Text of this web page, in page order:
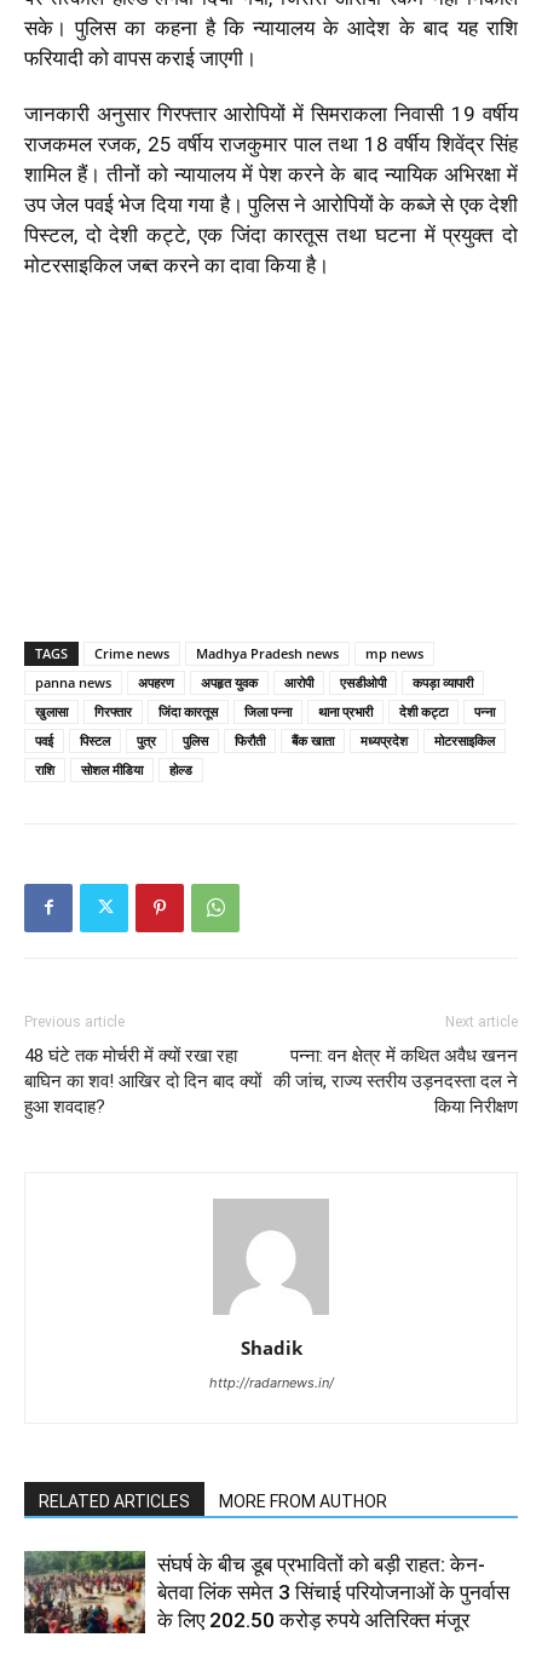
सके। पुलिस का कहना है कि न्यायालय के आदेश के बाद यह राशि
फरियादी को वापस कराई जाएगी।
जानकारी अनुसार गिरफ्तार आरोपियों में सिमराकला निवासी 19 वर्षीय
राजकमल रजक, 25 वर्षीय राजकुमार पाल तथा 18 वर्षीय शिवेंद्र सिंह
शामिल हैं। तीनों को न्यायालय में पेश करने के बाद न्यायिक अभिरक्षा में
उप जेल पवई भेज दिया गया है। पुलिस ने आरोपियों के कब्जे से एक देशी
पिस्टल, दो देशी कट्टे, एक जिंदा कारतूस तथा घटना में प्रयुक्त दो
मोटरसाइकिल जब्त करने का दावा किया है।
TAGS Crime news Madhya Pradesh news
mp news
panna news
अपहरण अपहृत युवक आरोपी एसडीओपी
कपड़ा व्यापारी
खुलासा
गिरफ्तार जिंदा कारतूस जिला पन्ना थाना प्रभारी देशी कट्टा
पन्ना
पवई
पिस्टल पुत्र पुलिस फिरौती बैंक खाता मध्यप्रदेश
मोटरसाइकिल
राशि
सोशल मीडिया होल्ड
Previous article
48 घंटे तक मोर्चरी में क्यों रखा रहा
बाघिन का शव! आखिर दो दिन बाद क्यों
हुआ शवदाह?
Next article
पन्ना: वन क्षेत्र में कथित अवैध खनन
की जांच, राज्य स्तरीय उड़नदस्ता दल ने
किया निरीक्षण
Shadik
http://radarnews.in/
RELATED ARTICLES MORE FROM AUTHOR
संघर्ष के बीच डूब प्रभावितों को बड़ी राहत: केन-
बेतवा लिंक समेत 3 सिंचाई परियोजनाओं के पुनर्वास
के लिए 202.50 करोड़ रुपये अतिरिक्त मंजूर